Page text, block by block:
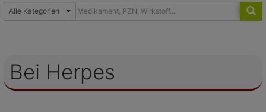
Bei Herpes